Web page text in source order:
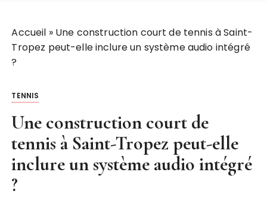
Accueil » Une construction court de tennis à Saint-
Tropez peut-elle inclure un système audio intégré
?
TENNIS
Une construction court de
tennis à Saint-Tropez peut-elle
inclure un système audio intégré
?